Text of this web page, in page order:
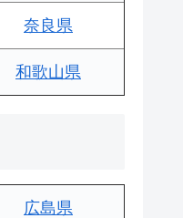
奈良県
和歌山県
広島県